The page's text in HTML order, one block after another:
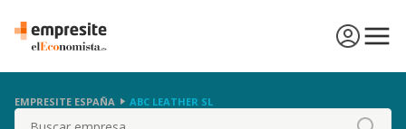
EMPRESITE ESPAÑA ABC LEATHER SL
Buscar